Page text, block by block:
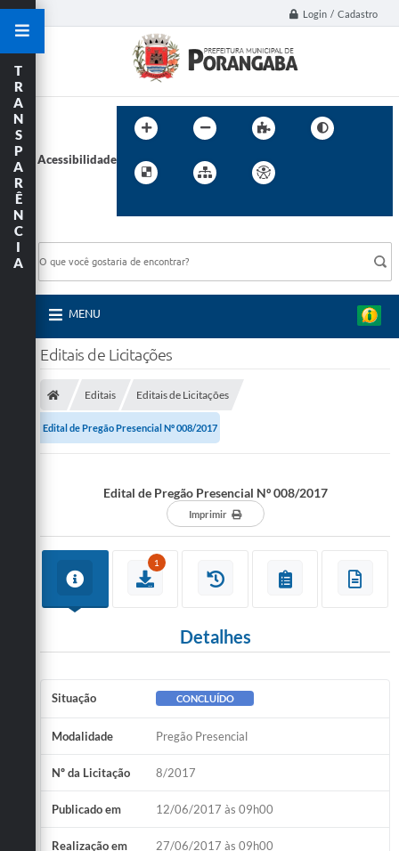
Login / Cadastro
Acessibilidade
MENU
T
R
A
N
S
P
A
R
Ê
N
C
I
A
Editais de Licitações
Editais Editais de Licitações
Edital de Pregão Presencial Nº 008/2017
Edital de Pregão Presencial Nº 008/2017
Imprimir
1
Detalhes
Situação CONCLUÍDO
Modalidade Pregão Presencial
Nº da Licitação 8/2017
Publicado em 12/06/2017 às 09h00
Realização em 27/06/2017 às 09h00